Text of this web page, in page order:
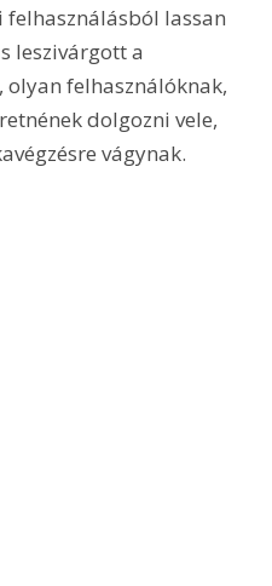
lassan
leszivárgott a
felhasználóknak,
dolgozni vele,
vágynak.